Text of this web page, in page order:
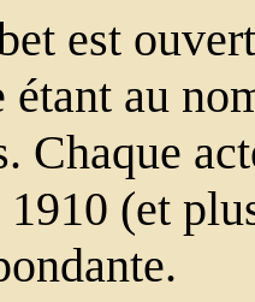
est
au
Chaque
1910 (et